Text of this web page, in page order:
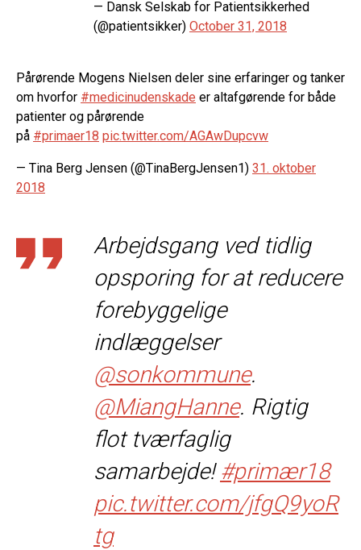
— Dansk Selskab for Patientsikkerhed
(@patientsikker) October 31, 2018
Pårørende Mogens Nielsen deler sine erfaringer og tanker
om hvorfor #medicinudenskade er altafgørende for både
patienter og pårørende
på #primaer18 pic.twitter.com/AGAwDupcvw
— Tina Berg Jensen (@TinaBergJensen1) 31. oktober
2018
Arbejdsgang ved tidlig
opsporing for at reducere
forebyggelige
indlæggelser
@sonkommune.
@MiangHanne. Rigtig
flot tværfaglig
samarbejde!#primær18
pic.twitter.com/jfgQ9yoR
tg